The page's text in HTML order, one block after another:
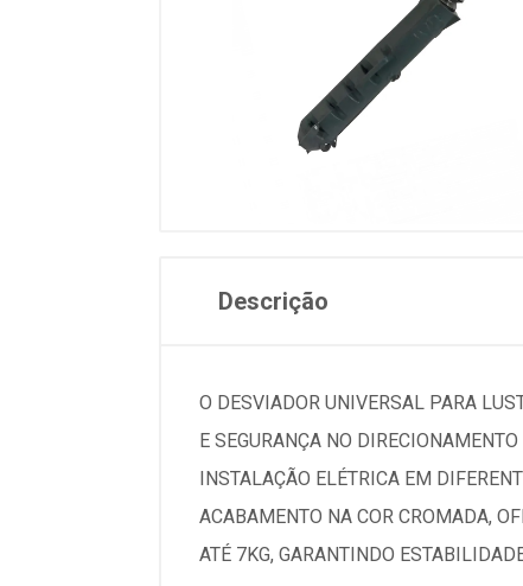
Descrição
O DESVIADOR UNIVERSAL PARA
E SEGURANÇA NO
INSTALAÇÃO ELÉTRICA EM
ACABAMENTO NA COR CROMADA,
ATÉ 7KG, GARANTINDO